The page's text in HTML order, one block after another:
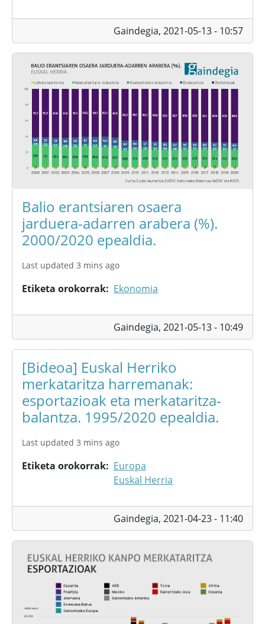
Gaindegia, 2021-05-13 - 10:57
Balio erantsiaren osaera
jarduera-adarren arabera (%).
2000/2020 epealdia.
Last updated 3 mins ago
Etiketa orokorrak Ekonomia
Gaindegia, 2021-05-13 - 10:49
[Bideoa] Euskal Herriko
merkataritza harremanak:
esportazioak eta merkataritza-
balantza. 1995/2020 epealdia.
Last updated 3 mins ago
Etiketa orokorrak
Europa
Euskal Herria
Gaindegia, 2021-04-23 - 11:40